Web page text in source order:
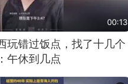
00:13
玩错过饭点，找了十几个
午休到几点